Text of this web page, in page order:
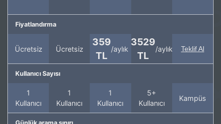
Fiyatlandırma
Ücretsiz Ücretsiz
359
TL
/aylık
3529
TL
/aylık Teklif Al
Kullanıcı Sayısı
1
Kullanıcı
1
Kullanıcı
1
Kullanıcı
5+
Kullanıcı
Kampüs